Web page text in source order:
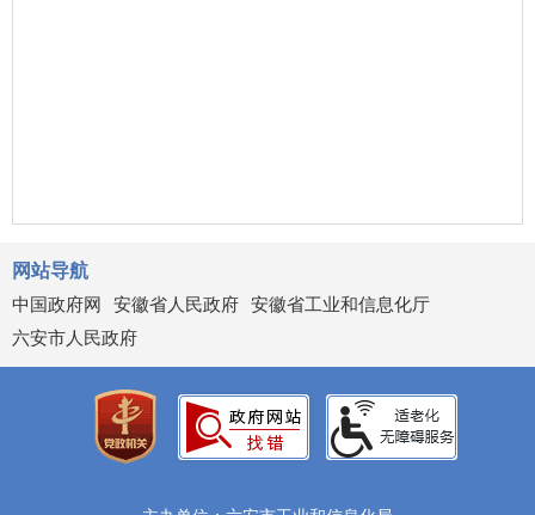
网站导航
中国政府网
安徽省人民政府 安徽省工业和信息化厅
六安市人民政府